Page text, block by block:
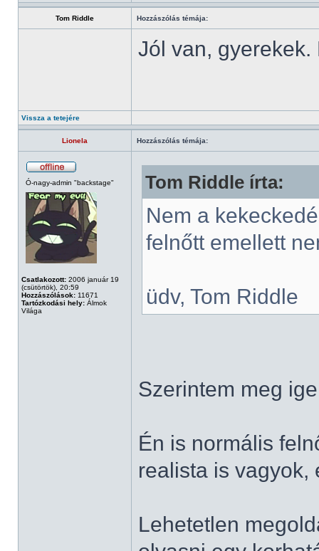
Tom Riddle Hozzászólás témája:
Jól van, gyerekek.
Vissza a tetejére
Lionela Hozzászólás témája:
Ó-nagy-admin "backstage"
Csatlakozott: 2006 január 19
(csütörtök), 20:59
Hozzászólások: 11671
Tartózkodási hely: Álmok
Világa
Tom Riddle írta:
Nem a
felnőtt emellett
üdv, Tom Riddle
Szerintem meg
Én is normális
realista is vagyok,
Lehetetlen